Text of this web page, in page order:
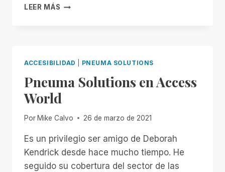
LEER MÁS SCRIBE
FASE
BETA
ESTÁ
EN
TODO
EL
ACCESIBILIDAD PNEUMA SOLUTIONS
Pneuma Solutions en Access
World
Por Mike Calvo 26 de marzo de 2021
Es un privilegio ser amigo de Deborah
Kendrick desde hace mucho tiempo. He
seguido su cobertura del sector de las